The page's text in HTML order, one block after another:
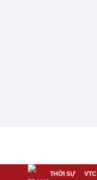
THỜI SỰ